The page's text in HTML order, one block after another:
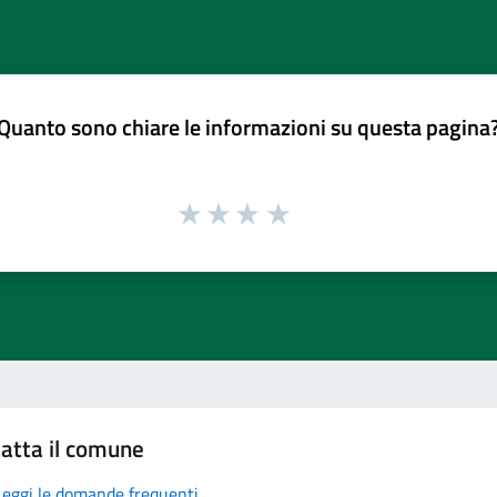
sono chiare le informazioni su questa
il comune